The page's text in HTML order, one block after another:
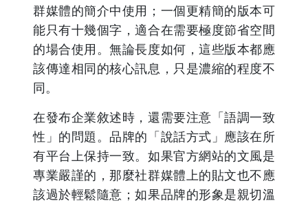
群媒體的簡介中使用；一個更精簡的版本可
能只有十幾個字，適合在需要極度節省空間
的場合使用。無論長度如何，這些版本都應
該傳達相同的核心訊息，只是濃縮的程度不
同。
在發布企業敘述時，還需要注意「語調一致
性」的問題。品牌的「說話方式」應該在所
有平台上保持一致。如果官方網站的文風是
專業嚴謹的，那麼社群媒體上的貼文也不應
該過於輕鬆隨意；如果品牌的形象是親切溫